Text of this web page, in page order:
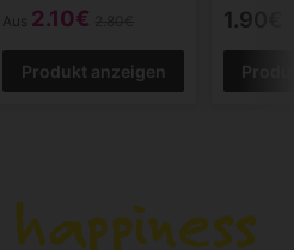
Aus 2.10€
Produkt anzeigen
1.90€